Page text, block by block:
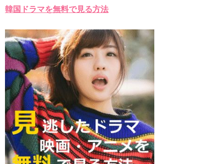
韓国ドラマを無料で見る方法